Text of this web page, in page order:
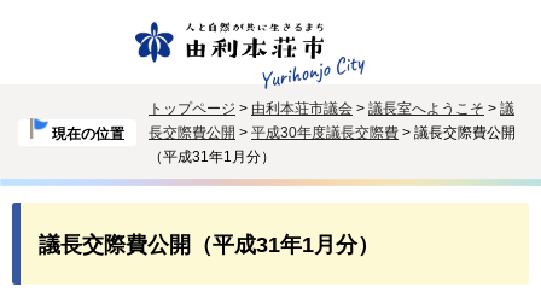
現在の位置
トップページ > 由利本荘市議会 > 議長室へようこそ > 議
長交際費公開 > 平成30年度議長交際費 > 議長交際費公開
（平成31年1月分）
議長交際費公開（平成31年1月分）